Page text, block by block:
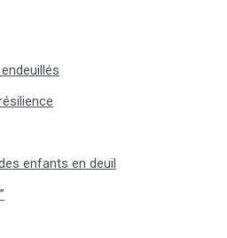
enfants en deuil